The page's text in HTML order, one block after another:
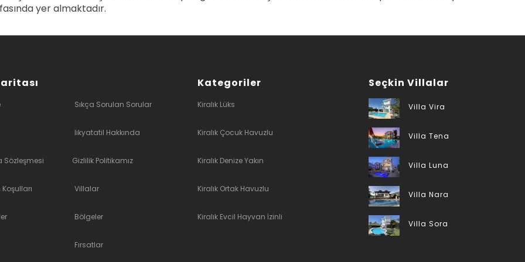
yer almaktadır.
Sıkça Sorulan Sorular
likyatatil Hakkında
Sözleşmesi Gizlilik Politikamız
Villalar
Bölgeler
Fırsatlar
Kategoriler
Kiralık Lüks
Kiralık Çocuk Havuzlu
Kiralık Denize Yakın
Kiralık Ortak Havuzlu
Kiralık Evcil Hayvan İzinli
Seçkin Villalar
Villa Vira
Villa Tena
Villa Luna
Villa Nara
Villa Sora